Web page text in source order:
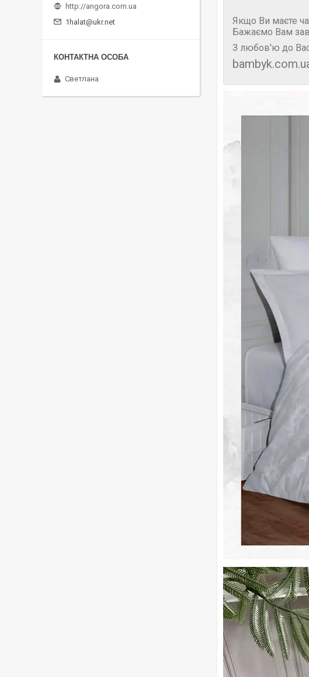
Якщо Ви маєте
Бажаємо Вам
З любов'ю до
http://angora.com.ua
1halat@ukr.net
Светлана